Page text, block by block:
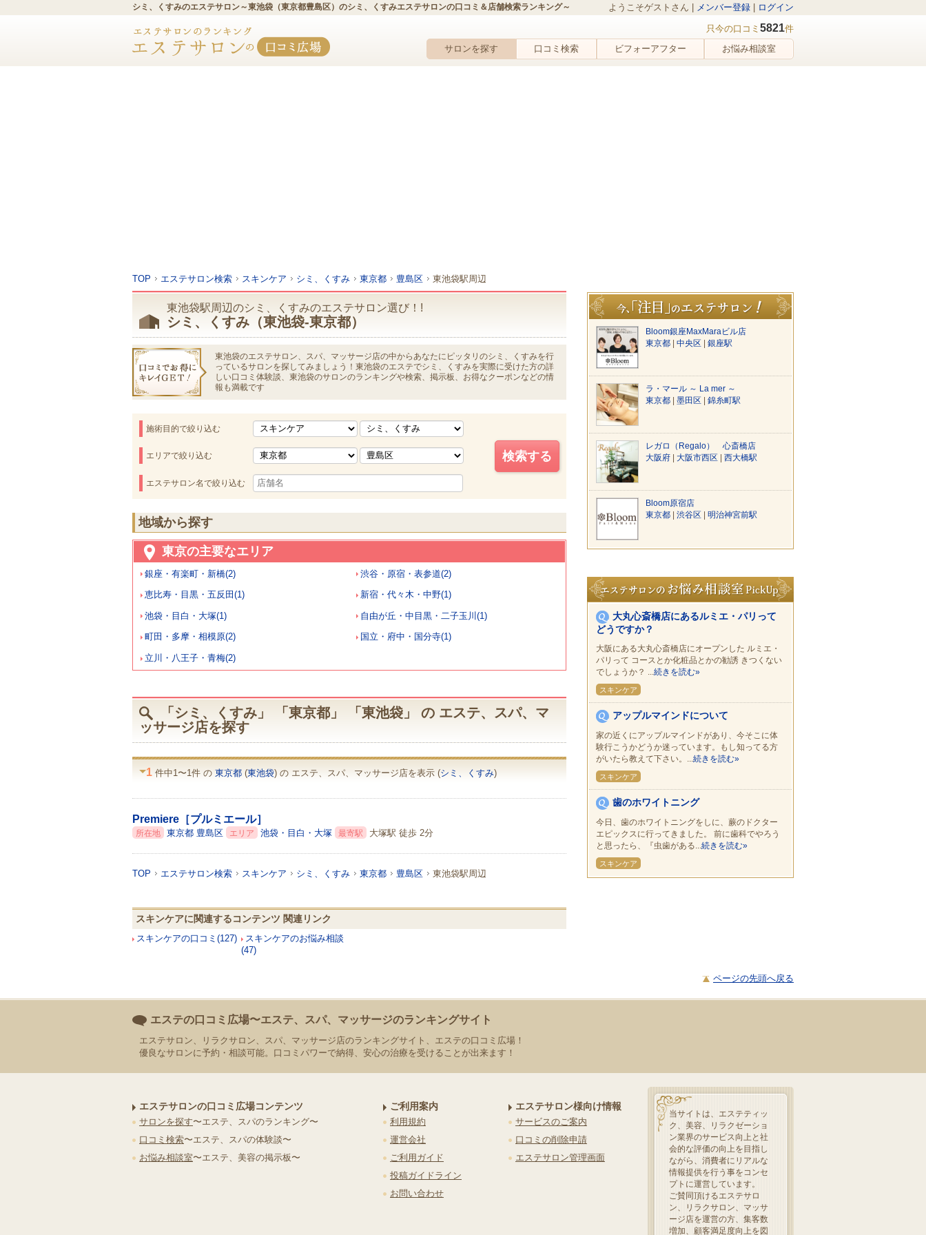
シミ、くすみのエステサロン～東池袋（東京都豊島区）のシミ、くすみエステサロンの口コミ＆店舗検索ランキング～ ようこそゲストさん | メンバー登録 ログイン
只今の口コミ 5821件
サロンを探す
口コミ検索 ビフォーアフター お悩み相談室
TOP エステサロン検索 スキンケア シミ、くすみ 東京都 豊島区 東池袋駅周辺
東池袋駅周辺のシミ、くすみのエステサロン選び！!
シミ、くすみ（東池袋-東京都）
東池袋のエステサロン、スパ、マッサージ店の中からあなたにピッタリのシミ、くすみを行
っているサロンを探してみましょう！東池袋のエステでシミ、くすみを実際に受けた方の詳
しい口コミ体験談、東池袋のサロンのランキングや検索、掲示板、お得なクーポンなどの情
報も満載です
施術目的で絞り込む
エリアで絞り込む
エステサロン名で絞り込む
地域から探す
東京の主要なエリア
銀座・有楽町・新橋(2) 渋谷・原宿・表参道(2)
恵比寿・目黒・五反田(1) 新宿・代々木・中野(1)
池袋・目白・大塚(1) 自由が丘・中目黒・二子玉川(1)
町田・多摩・相模原(2) 国立・府中・国分寺(1)
立川・八王子・青梅(2)
「シミ、くすみ」 「東京都」 「東池袋」 の エステ、スパ、マ
ッサージ店を探す
1 件中1〜1件 の 東京都 (東池袋) の エステ、スパ、マッサージ店を表示 (シミ、くすみ)
Premiere［プルミエール］
所在地 東京都 豊島区 エリア 池袋・目白・大塚 最寄駅 大塚駅 徒歩 2分
TOP エステサロン検索 スキンケア シミ、くすみ 東京都 豊島区 東池袋駅周辺
スキンケアに関連するコンテンツ 関連リンク
スキンケアの口コミ(127)
スキンケアのお悩み相談
(47)
Bloom銀座MaxMaraビル店
東京都
中央区 銀座駅
ラ・マール ～ La mer ～
東京都
墨田区 錦糸町駅
レガロ（Regalo） 心斎橋店
大阪府
大阪市西区 西大橋駅
Bloom原宿店
東京都
渋谷区 明治神宮前駅
大丸心斎橋店にあるルミエ・パリって
どうですか？
大阪にある大丸心斎橋店にオープンした ルミエ・
パリって コースとか化粧品とかの勧誘 きつくない
でしょうか？ ...続きを読む»
スキンケア
アップルマインドについて
家の近くにアップルマインドがあり、今そこに体
験行こうかどうか迷っています。もし知ってる方
がいたら教えて下さい。...続きを読む»
スキンケア
歯のホワイトニング
今日、歯のホワイトニングをしに、蕨のドクター
エピックスに行ってきました。 前に歯科でやろう
と思ったら、『虫歯がある...続きを読む»
スキンケア
ページの先頭へ戻る
エステの口コミ広場〜エステ、スパ、マッサージのランキングサイト
エステサロン、リラクサロン、スパ、マッサージ店のランキングサイト、エステの口コミ広場！
優良なサロンに予約・相談可能。口コミパワーで納得、安心の治療を受けることが出来ます！
エステサロンの口コミ広場コンテンツ
サロンを探す〜エステ、スパのランキング〜
口コミ検索〜エステ、スパの体験談〜
お悩み相談室〜エステ、美容の掲示板〜
ご利用案内
利用規約
運営会社
ご利用ガイド
投稿ガイドライン
お問い合わせ
エステサロン様向け情報
サービスのご案内
口コミの削除申請
エステサロン管理画面
当サイトは、エステティッ
ク、美容、リラクゼーショ
ン業界のサービス向上と社
会的な評価の向上を目指し
ながら、消費者にリアルな
情報提供を行う事をコンセ
プトに運営しています。
ご賛同頂けるエステサロ
ン、リラクサロン、マッサ
ージ店を運営の方、集客数
増加、顧客満足度向上を図